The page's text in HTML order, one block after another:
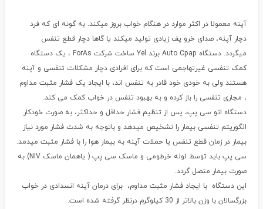
آپنه معمولا در اکثر موارد در هنگام خواب بروز میکند. به گونه ای که فرد
دچار آپنه، صدای خرو پف زیادی تولید میکند یا گاها دچار قطع تنفس
میگردد. دستگاه Auto Cpap برند Yel ساخت شرکت ForAs ، یک دستگاه
کمک تنفسی غیرتهاجمی است که برای افرادی دچار مشکلات تنفسی و آپنه
هستند ولی به خودی خود قادر به تنفس اند، با ایجاد یک فشار مثبت مداوم
، مجاری تنفسی را باز کرده و به بهبود تنفس در خواب کمک می کند.
دستگاه اتو سی پپ، پس از تنظیم فشار حداقل و حداکثر، به صورت خودکار
الگوریتم تنفسی بیمار را تشخیص میدهد و باتوجه به شدت فشار مورد نیاز
بیمار در زمان قطع تنفس یا حملات آپنه به بیمار هوا را با فشار مثبت میدمد.
سی پپ
باید توسط لوله خرطومی و ماسک سی پپ ( یاهمان ماسک NIV) به
صورت بیمار متصل گردد.
این دستگاه با ایجاد فشار مثبت مداوم، برای درمان آپنه انسدادی در خواب
بزرگسالان با وزن بالاتر از 30 کیلوگرم درنظر گرفته شده است.